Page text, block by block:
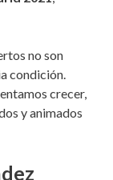
no son
condición.
crecer,
y animados